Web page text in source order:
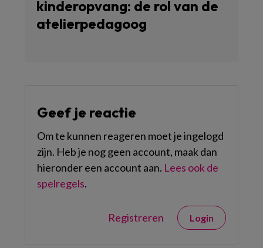
kinderopvang: de rol van de
atelierpedagoog
Geef je reactie
Om te kunnen reageren moet je ingelogd
zijn. Heb je nog geen account, maak dan
hieronder een account aan. Lees ook de
spelregels.
Registreren Login